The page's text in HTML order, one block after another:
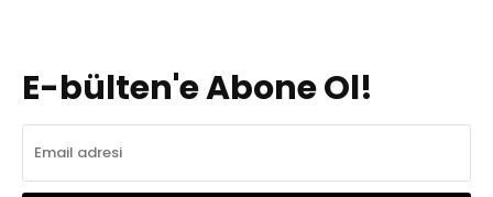
E-bülten'e Abone Ol!